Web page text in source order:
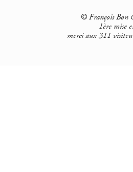
© François Bon
1ère mise
merci aux 311